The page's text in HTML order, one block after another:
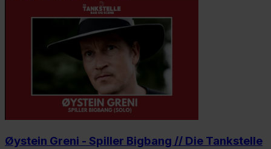
Øystein Greni - Spiller Bigbang // Die Tankstelle